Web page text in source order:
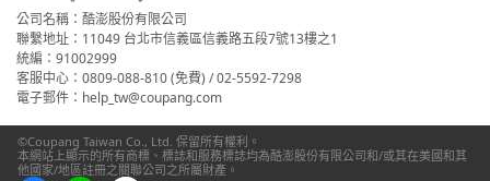
公司名稱：酷澎股份有限公司
聯繫地址：11049 台北市信義區信義路五段7號13樓之1
統編：91002999
客服中心：0809-088-810 (免費) / 02-5592-7298
電子郵件：help_tw@coupang.com
©Coupang Taiwan Co., Ltd. 保留所有權利。
本網站上顯示的所有商標、標誌和服務標誌均為酷澎股份有限公司和/或其在美國和其
他國家/地區註冊之關聯公司之所屬財產。